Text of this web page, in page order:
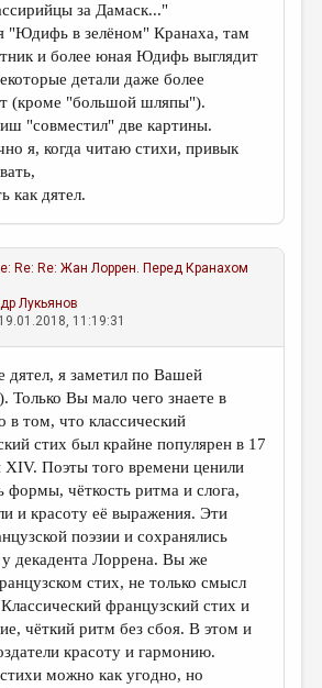
за Дамаск..."
"Юдифь в зелёном" Кранаха, там
и более юная Юдифь выглядит
детали даже более
(кроме "большой шляпы").
"совместил" две картины.
я, когда читаю стихи, привык
как дятел.
Re: Re: Жан Лоррен. Перед Кранахом
Лукьянов
11:19:31
дятел, я заметил по Вашей
Только Вы мало чего знаете в
в том, что классический
стих был крайне популярен в 17
XIV. Поэты того времени ценили
формы, чёткость ритма и слога,
и красоту её выражения. Эти
поэзии и сохранялись
у декадента Лоррена. Вы же
стих, не только смысл
Классический французский стих и
чёткий ритм без сбоя. В этом и
красоту и гармонию.
можно как угодно, но